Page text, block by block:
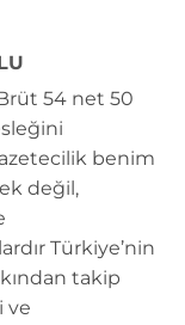
Brüt 54 net 50
benim
değil,
Türkiye’nin
takip
ve